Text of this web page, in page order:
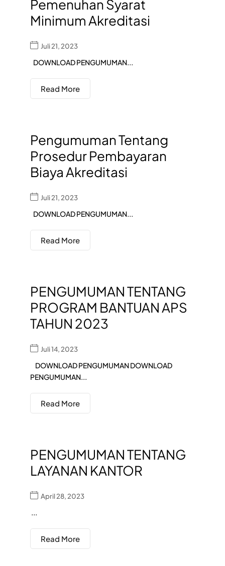
Pemenuhan Syarat
Minimum Akreditasi
Juli 21, 2023
DOWNLOAD PENGUMUMAN...
Read More
Pengumuman Tentang
Prosedur Pembayaran
Biaya Akreditasi
Juli 21, 2023
DOWNLOAD PENGUMUMAN...
Read More
PENGUMUMAN TENTANG
PROGRAM BANTUAN APS
TAHUN 2023
Juli 14, 2023
DOWNLOAD PENGUMUMAN DOWNLOAD
PENGUMUMAN...
Read More
PENGUMUMAN TENTANG
LAYANAN KANTOR
April 28, 2023
...
Read More